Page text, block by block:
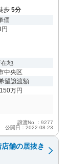
歩 5分
価
円
在地
中央区
望譲渡額
万円
譲渡No.：9277
公開日：2022-08-23
舗の居抜き